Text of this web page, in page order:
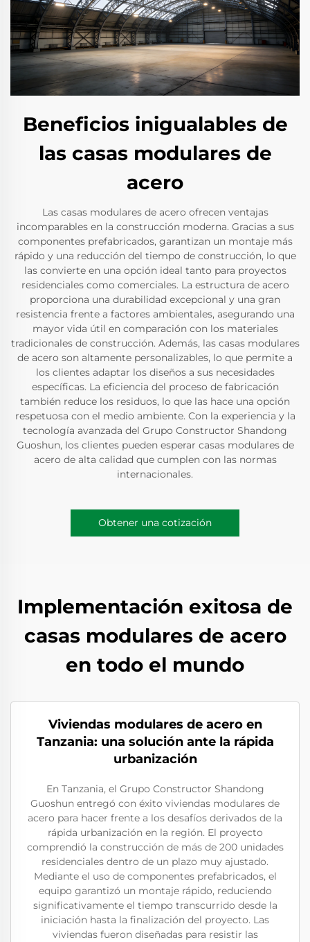
Beneficios inigualables de
las casas modulares de
acero
Las casas modulares de acero ofrecen ventajas
incomparables en la construcción moderna. Gracias a sus
componentes prefabricados, garantizan un montaje más
rápido y una reducción del tiempo de construcción, lo que
las convierte en una opción ideal tanto para proyectos
residenciales como comerciales. La estructura de acero
proporciona una durabilidad excepcional y una gran
resistencia frente a factores ambientales, asegurando una
mayor vida útil en comparación con los materiales
tradicionales de construcción. Además, las casas modulares
de acero son altamente personalizables, lo que permite a
los clientes adaptar los diseños a sus necesidades
específicas. La eficiencia del proceso de fabricación
también reduce los residuos, lo que las hace una opción
respetuosa con el medio ambiente. Con la experiencia y la
tecnología avanzada del Grupo Constructor Shandong
Guoshun, los clientes pueden esperar casas modulares de
acero de alta calidad que cumplen con las normas
internacionales.
Obtener una cotización
Implementación exitosa de
casas modulares de acero
en todo el mundo
Viviendas modulares de acero en
Tanzania: una solución ante la rápida
urbanización
En Tanzania, el Grupo Constructor Shandong
Guoshun entregó con éxito viviendas modulares de
acero para hacer frente a los desafíos derivados de la
rápida urbanización en la región. El proyecto
comprendió la construcción de más de 200 unidades
residenciales dentro de un plazo muy ajustado.
Mediante el uso de componentes prefabricados, el
equipo garantizó un montaje rápido, reduciendo
significativamente el tiempo transcurrido desde la
iniciación hasta la finalización del proyecto. Las
viviendas fueron diseñadas para resistir las